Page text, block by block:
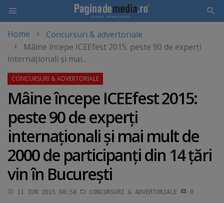
main
content
Home
Concursuri & advertoriale
Mâine începe ICEEfest 2015: peste 90 de experţi
internaţionali şi mai...
Mâine începe ICEEfest 2015:
peste 90 de experţi
internaţionali şi mai mult de
2000 de participanţi din 14 ţări
vin în Bucureşti
11 IUN 2015 08:58 CONCURSURI & ADVERTORIALE 0